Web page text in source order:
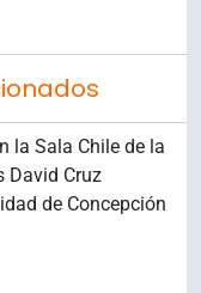
la Sala Chile de la
David Cruz
de Concepción